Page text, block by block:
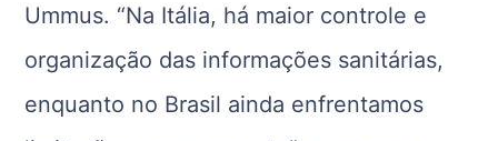
Ummus. “Na Itália, há maior controle e
organização das informações sanitárias,
enquanto no Brasil ainda enfrentamos